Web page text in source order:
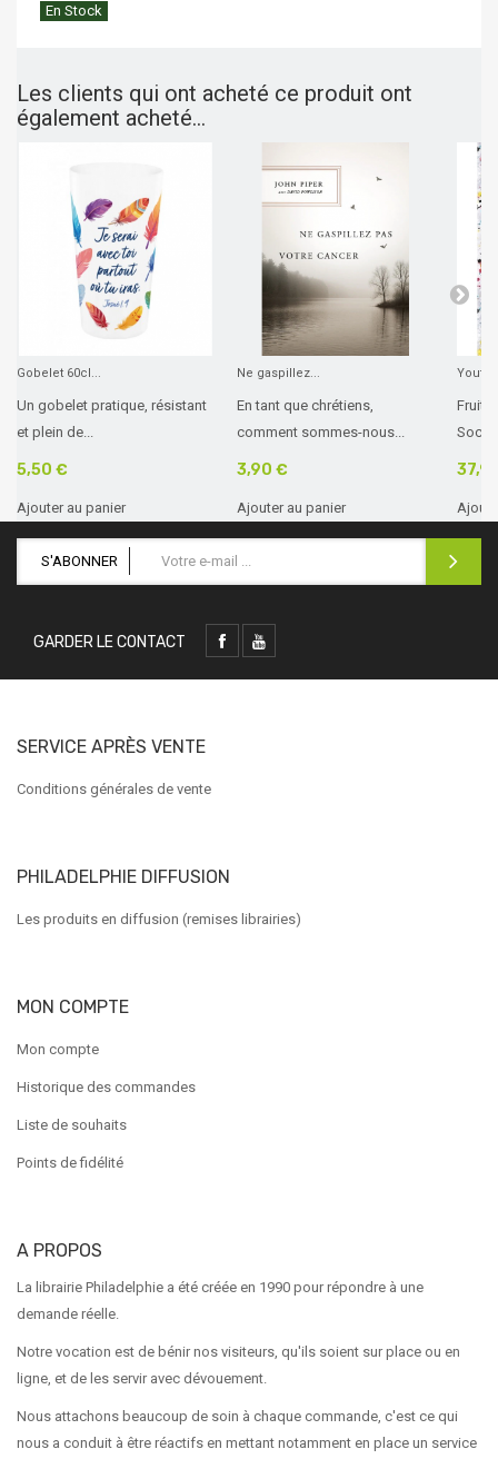
En Stock
Les clients qui ont acheté ce produit ont
également acheté...
Gobelet 60cl...
Un gobelet pratique, résistant
et plein de...
5,50 €
Ajouter au panier
Ne gaspillez...
En tant que chrétiens,
comment sommes-nous...
3,90 €
Ajouter au panier
Youth
Fruit
S'ABONNER
GARDER LE CONTACT
SERVICE APRÈS VENTE
Conditions générales de vente
PHILADELPHIE DIFFUSION
Les produits en diffusion (remises librairies)
MON COMPTE
Mon compte
Historique des commandes
Liste de souhaits
Points de fidélité
A PROPOS
La librairie Philadelphie a été créée en 1990 pour répondre à une
demande réelle.
Notre vocation est de bénir nos visiteurs, qu'ils soient sur place ou en
ligne, et de les servir avec dévouement.
Nous attachons beaucoup de soin à chaque commande, c'est ce qui
nous a conduit à être réactifs en mettant notamment en place un service